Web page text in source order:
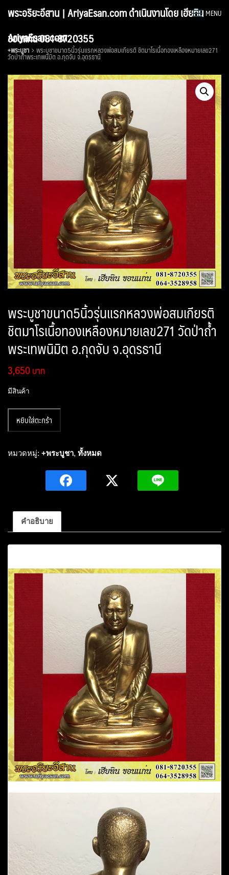
พระอริยะอีสาน | AriyaEsan.com ดำเนินงานโดย เฮียทิน
ขอนแก่น 081-8720355
MENU
AriyaEsan.com
+พระบูชา พระบูชาขนาด5นิ้วรุ่นแรกหลวงพ่อสมเกียรติ ชิตมาโรเนื้อทองเหลืองหมายเลข271
วัดป่าถ้ำพระเทพนิมิต อ.กุดจับ จ.อุดรธานี
พระบูชาขนาด5นิ้วรุ่นแรกหลวงพ่อสมเกียรติ
ชิตมาโรเนื้อทองเหลืองหมายเลข271 วัดป่าถ้ำ
พระเทพนิมิต อ.กุดจับ จ.อุดรธานี
3,650
มีสินค้า
พระ
ขนาด5นิ้ว
สม
เกียรติ
มา
เนื้อ
ทอง
เหลือง
หมายเลข271
วัด
ป่า
ถ้ำ
พระ
เทพ
นิมิต
อ.กุดจับ
จ.อุดรธานี
ชิ้น
หยิบใส่ตะกร้า
หมวดหมู่: +พระบูชา, ทั้งหมด
คำอธิบาย